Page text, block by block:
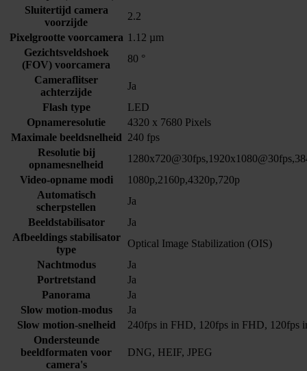
Sluitertijd camera
voorzijde
2.2
Pixelgrootte voorcamera 1.12 µm
Gezichtsveldshoek
(FOV) voorcamera
80 °
Cameraflitser
achterzijde
Ja
Flash type
LED
Opnameresolutie
4320 x 7680 Pixels
Maximale beeldsnelheid 240 fps
Resolutie bij
opnamesnelheid
Video-opname modi
1080p,2160p,4320p,720p
Automatisch
scherpstellen
Ja
Beeldstabilisator
Ja
Afbeeldings stabilisator
type
Optical Image Stabilization (OIS)
Nachtmodus
Ja
Portretstand
Ja
Panorama
Ja
Slow motion-modus
Ja
Slow motion-snelheid
240fps in FHD, 120fps in FHD, 120fps
Ondersteunde
beeldformaten voor
camera's
DNG, HEIF, JPEG